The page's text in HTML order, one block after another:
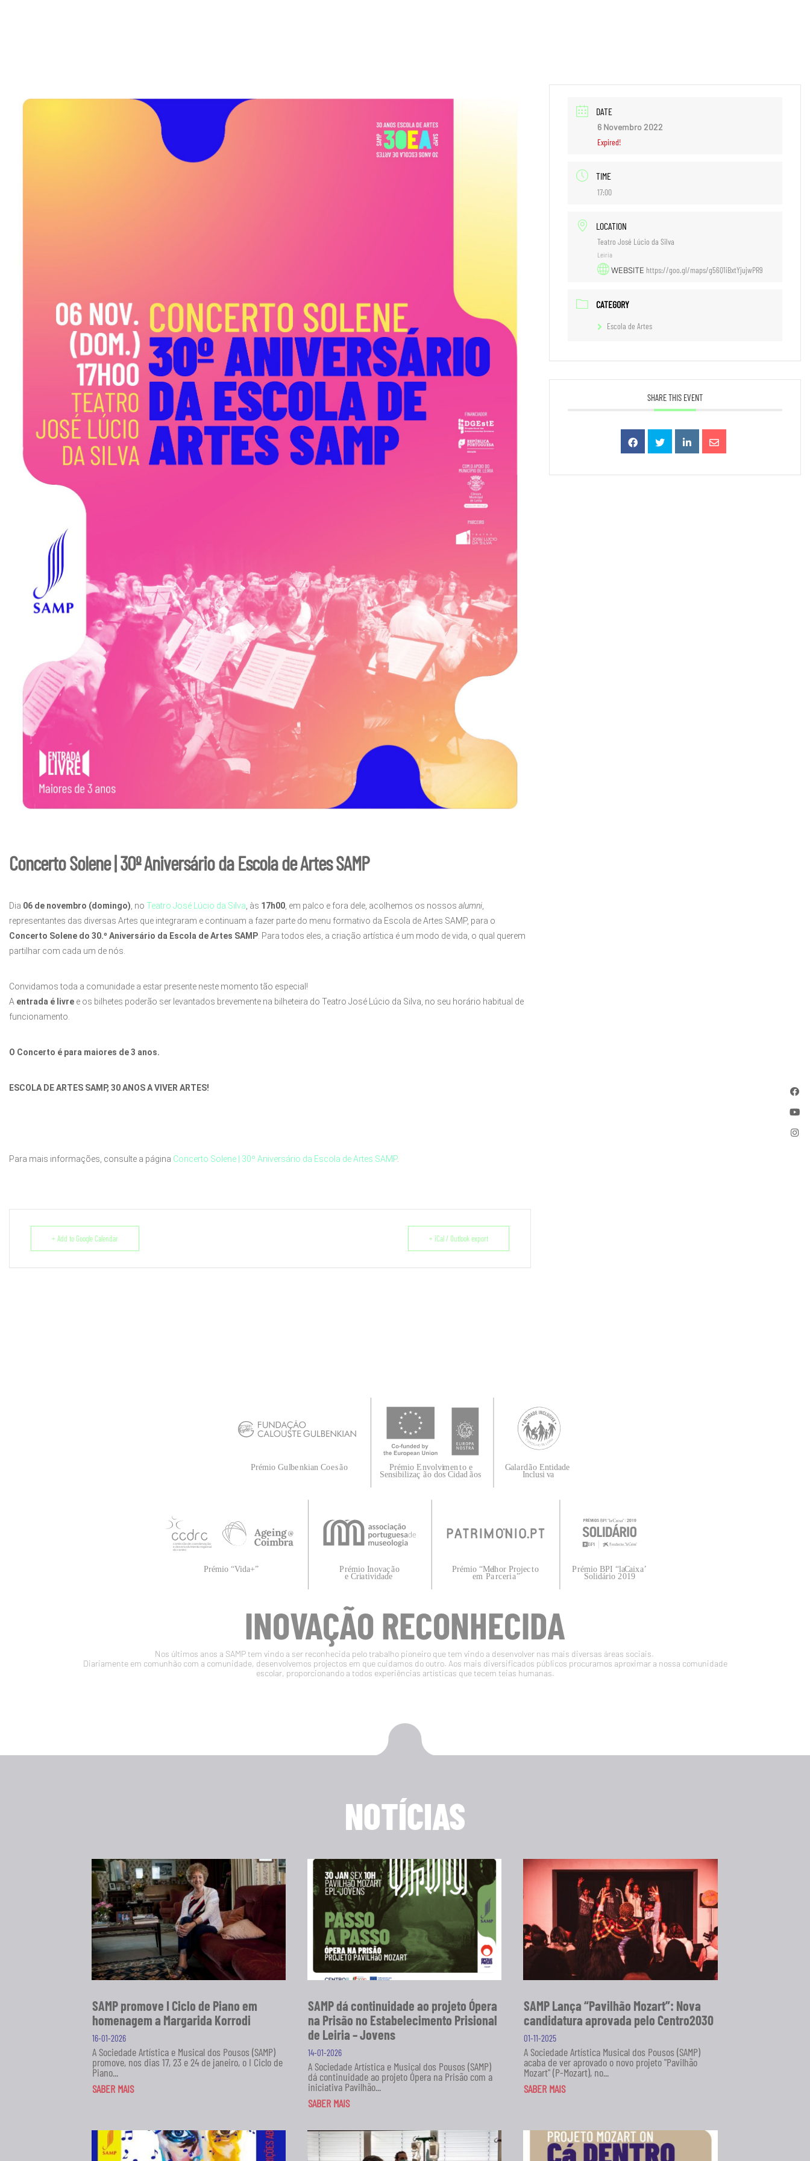
Concerto Solene | 30º Aniversário da Escola de Artes SAMP
Dia 06 de novembro (domingo) , no Teatro José Lúcio da Silva , às 17h00 , em palco e fora dele, acolhemos os nossos alumni
representantes das diversas Artes que integraram e continuam a fazer parte do menu formativo da Escola de Artes SAMP, para o
Concerto Solene do 30.º Aniversário da Escola de Artes SAMP . Para todos eles, a criação artística é um modo de vida, o qual querem
partilhar com cada um de nós.
Convidamos toda a comunidade a estar presente neste momento tão especial!
A entrada é livre e os bilhetes poderão ser levantados brevemente na bilheteira do Teatro José Lúcio da Silva, no seu horário habitual de
funcionamento.
O Concerto é para maiores de 3 anos.
ESCOLA DE ARTES SAMP, 30 ANOS A VIVER ARTES!
Para mais informações, consulte a página Concerto Solene | 30º Aniversário da Escola de Artes SAMP.
+ Add to Google Calendar + iCal / Outlook export
DATE
6 Novembro 2022
Expired!
TIME
17:00
LOCATION
Teatro José Lúcio da Silva
Leiria
WEBSITE https://goo.gl/maps/g56Q1iBxtYjujwPR9
CATEGORY
Escola de Artes
SHARE THIS EVENT
INOVAÇÃO RECONHECIDA
Nos últimos anos a SAMP tem vindo a ser reconhecida pelo trabalho pioneiro que tem vindo a desenvolver nas mais diversas áreas sociais.
Diariamente em comunhão com a comunidade, desenvolvemos projectos em que cuidamos do outro. Aos mais diversificados públicos procuramos aproximar a nossa comunidade
escolar, proporcionando a todos experiências artísticas que tecem teias humanas.
NOTÍCIAS
SAMP promove I Ciclo de Piano em
homenagem a Margarida Korrodi
16-01-2026
A Sociedade Artística e Musical dos Pousos (SAMP)
promove, nos dias 17, 23 e 24 de janeiro, o I Ciclo de
Piano...
SABER MAIS
SAMP dá continuidade ao projeto Ópera
na Prisão no Estabelecimento Prisional
de Leiria – Jovens
14-01-2026
A Sociedade Artística e Musical dos Pousos (SAMP)
dá continuidade ao projeto Ópera na Prisão com a
iniciativa Pavilhão...
SABER MAIS
SAMP Lança “Pavilhão Mozart”: Nova
candidatura aprovada pelo Centro2030
01-11-2025
A Sociedade Artística Musical dos Pousos (SAMP)
acaba de ver aprovado o novo projeto "Pavilhão
Mozart" (P-Mozart), no...
SABER MAIS